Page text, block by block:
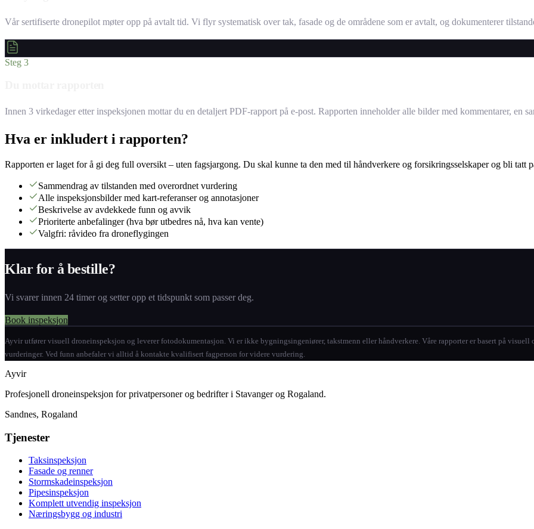
Vår sertifiserte dronepilot møter opp på avtalt tid. Vi flyr systematisk over tak, fasade og de områdene som er avtalt, og dokumenterer
Steg 3
Innen 3 virkedager etter inspeksjonen mottar du en detaljert PDF-rapport på e-post. Rapporten inneholder alle bilder med kommentarer, en
Hva er inkludert i rapporten?
Rapporten er laget for å gi deg full oversikt – uten fagsjargong. Du skal kunne ta den med til håndverkere og forsikringsselskaper og bli tatt
Sammendrag av tilstanden med overordnet vurdering
Alle inspeksjonsbilder med kart-referanser og annotasjoner
Beskrivelse av avdekkede funn og avvik
Prioriterte anbefalinger (hva bør utbedres nå, hva kan vente)
Valgfri: råvideo fra droneflygingen
Klar for å bestille?
Vi svarer innen 24 timer og setter opp et tidspunkt som passer deg.
Book inspeksjon
Ayvir utfører visuell droneinspeksjon og leverer fotodokumentasjon. Vi er ikke bygningsingeniører, takstmenn eller håndverkere. Våre rapporter er basert på
vurderinger. Ved funn anbefaler vi alltid å kontakte kvalifisert fagperson for videre vurdering.
Ayvir
Profesjonell droneinspeksjon for privatpersoner og bedrifter i Stavanger og Rogaland.
Sandnes, Rogaland
Tjenester
Taksinspeksjon
Fasade og renner
Stormskadeinspeksjon
Pipesinspeksjon
Komplett utvendig inspeksjon
Næringsbygg og industri